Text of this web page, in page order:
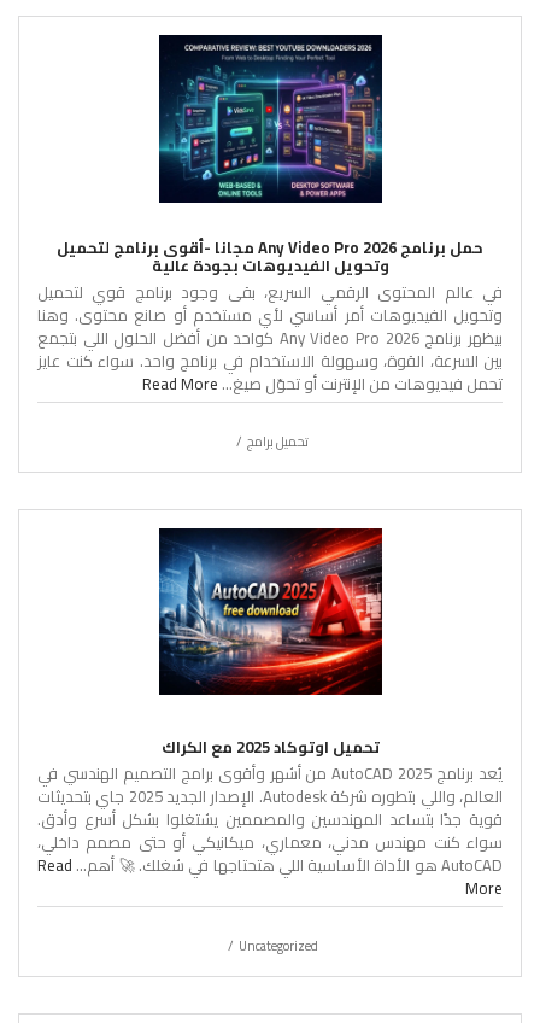
حمل برنامج Any Video Pro 2026 مجانا -أقوى برنامج لتحميل
وتحويل الفيديوهات بجودة عالية
في عالم المحتوى الرقمي السريع، بقى وجود برنامج قوي لتحميل
وتحويل الفيديوهات أمر أساسي لأي مستخدم أو صانع محتوى. وهنا
بيظهر برنامج Any Video Pro 2026 كواحد من أفضل الحلول اللي بتجمع
بين السرعة، القوة، وسهولة الاستخدام في برنامج واحد. سواء كنت عايز
تحمل فيديوهات من الإنترنت أو تحوّل صيغ... Read More
تحميل برامج
تحميل اوتوكاد 2025 مع الكراك
يُعد برنامج AutoCAD 2025 من أشهر وأقوى برامج التصميم الهندسي في
العالم، واللي بتطوره شركة Autodesk. الإصدار الجديد 2025 جاي بتحديثات
قوية جدًا بتساعد المهندسين والمصممين يشتغلوا بشكل أسرع وأدق.
سواء كنت مهندس مدني، معماري، ميكانيكي أو حتى مصمم داخلي،
AutoCAD هو الأداة الأساسية اللي هتحتاجها في شغلك. 🚀 أهم... Read
More
Uncategorized